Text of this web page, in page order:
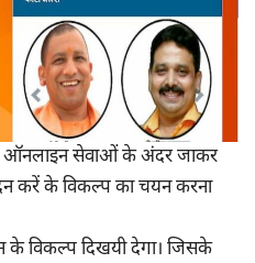
ऑनलाइन सेवाओं के अंदर जाकर
करें के विकल्प का चयन करना
विकल्प दिखयी देगा। जिसके